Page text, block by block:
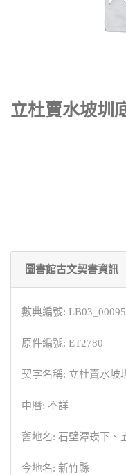
立杜賣水坡圳
圖書館古文契書資訊
數典編號:
原件編號: ET2780
契字名稱: 立杜賣水坡
中曆: 不詳
舊地名: 石壁潭崁下、
今地名: 新竹縣